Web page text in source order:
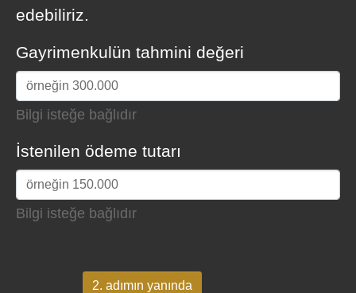
edebiliriz.
Gayrimenkulün tahmini değeri
Bilgi isteğe bağlıdır
İstenilen ödeme tutarı
Bilgi isteğe bağlıdır
2. adımın yanında